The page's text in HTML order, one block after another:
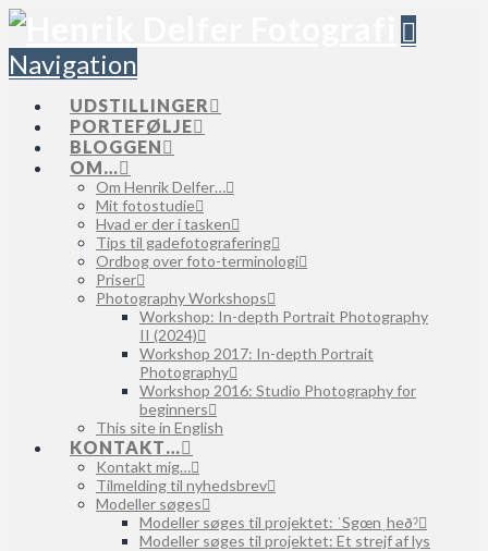
Navigation
UDSTILLINGER
PORTEFØLJE
BLOGGEN
OM…
Om Henrik Delfer…
Mit fotostudie
Hvad er der i tasken
Tips til gadefotografering
Ordbog over foto-terminologi
Priser
Photography Workshops
Workshop: In-depth Portrait Photography
II (2024)
Workshop 2017: In-depth Portrait
Photography
Workshop 2016: Studio Photography for
beginners
This site in English
KONTAKT…
Kontakt mig…
Tilmelding til nyhedsbrev
Modeller søges
Modeller søges til projektet: ˈSgœnˌheðˀ
Modeller søges til projektet: Et strejf af lys